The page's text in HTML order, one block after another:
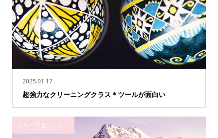
2025.01.17
超強力なクリーニングクラス＊ツールが面白い
グループセッション